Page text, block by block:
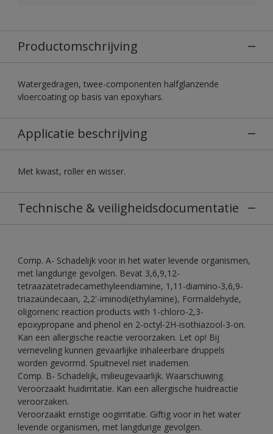
Productomschrijving
Watergedragen, twee-componenten halfglanzende
vloercoating op basis van epoxyhars.
Applicatie beschrijving
Met kwast, roller en wisser.
Technische & veiligheidsdocumentatie
Comp. A- Schadelijk voor in het water levende organismen,
met langdurige gevolgen. Bevat 3,6,9,12-
tetraazatetradecamethyleendiamine, 1,11-diamino-3,6,9-
triazaündecaan, 2,2'-iminodi(ethylamine), Formaldehyde,
oligomeric reaction products with 1-chloro-2,3-
epoxypropane and phenol en 2-octyl-2H-isothiazool-3-on.
Kan een allergische reactie veroorzaken. Let op! Bij
verneveling kunnen gevaarlijke inhaleerbare druppels
worden gevormd. Spuitnevel niet inademen.
Comp. B- Schadelijk, milieugevaarlijk. Waarschuwing.
Veroorzaakt huidirritatie. Kan een allergische huidreactie
veroorzaken.
Veroorzaakt ernstige oogirritatie. Giftig voor in het water
levende organismen, met langdurige gevolgen.